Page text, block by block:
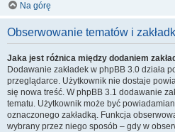
Na górę
Obserwowanie tematów i
Jaka jest różnica między dodaniem
Dodawanie zakładek w phpBB 3.0 działa
przeglądarce. Użytkownik nie dostaje
się nowa treść. W phpBB 3.1 dodawanie
tematu. Użytkownik może być
oznaczonego zakładką. Funkcja
wybrany przez niego sposób – gdy w